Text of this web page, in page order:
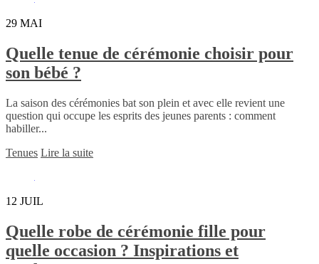
29 MAI
Quelle tenue de cérémonie choisir pour
son bébé ?
La saison des cérémonies bat son plein et avec elle revient une
question qui occupe les esprits des jeunes parents : comment
habiller...
Tenues Lire la suite
12 JUIL
Quelle robe de cérémonie fille pour
quelle occasion ? Inspirations et